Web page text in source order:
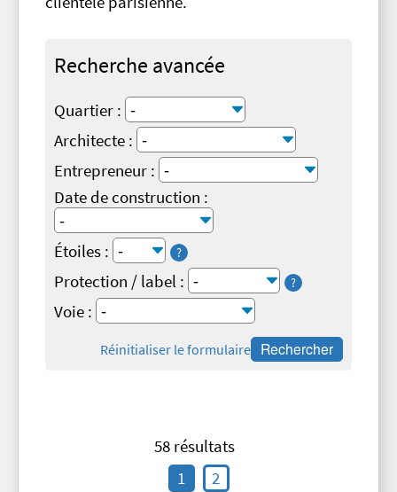
Recherche avancée
Quartier :
Architecte :
Entrepreneur :
Date de construction :
Étoiles : ?
Protection / label : ?
Voie :
Réinitialiser le formulaire
58 résultats
1
2